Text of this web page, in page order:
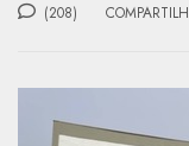
(208)